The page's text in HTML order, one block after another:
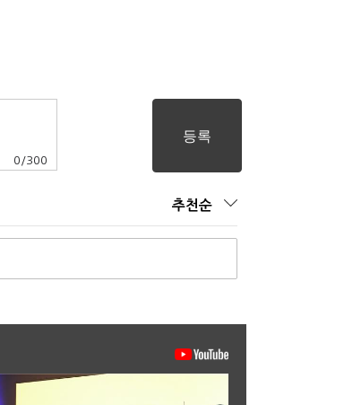
0 /300
추천순